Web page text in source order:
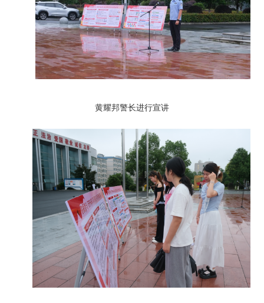
黄耀邦警长进行宣讲